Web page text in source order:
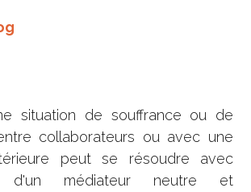
situation de souffrance ou de
collaborateurs ou avec une
peut se résoudre avec
d'un médiateur neutre et